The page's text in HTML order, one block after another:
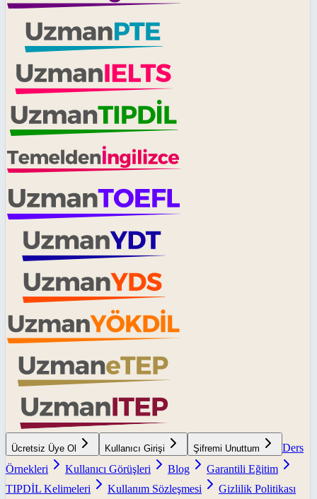
Ücretsiz Üye Ol Kullanıcı Girişi Şifremi Unuttum
Ders
Örnekleri
Kullanıcı Görüşleri Blog
Garantili Eğitim
TIPDİL Kelimeleri
Kullanım Sözleşmesi
Gizlilik Politikası